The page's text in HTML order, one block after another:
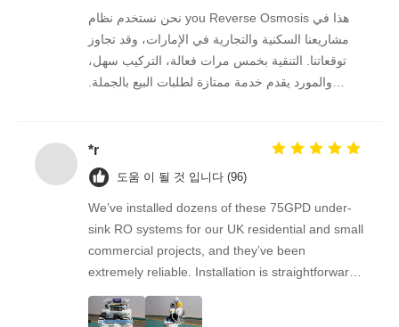
FRP 압력 용기
이온 교환 수지
필터 제어 밸브
솔레노이드 밸브
نحن نستخدم نظام you Reverse Osmosis هذا في
مشاريعنا السكنية والتجارية في الإمارات، وقد تجاوز
توقعاتنا. التنقية بخمس مرات فعالة، التركيب سهل،
والمورد يقدم خدمة ممتازة لطلبات البيع بالجملة.
*r
도움 이 될 것 입니다 (96)
We’ve installed dozens of these 75GPD under-
sink RO systems for our UK residential and small
commercial projects, and they’ve been
extremely reliable. Installation is straightforward,
the filters are easy to replace, and the water
quality feedback from clients has been